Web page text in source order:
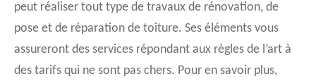
peut réaliser tout type de travaux de rénovation, de
pose et de réparation de toiture. Ses éléments vous
assureront des services répondant aux règles de l’art à
des tarifs qui ne sont pas chers. Pour en savoir plus,